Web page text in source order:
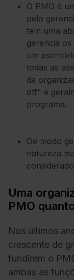
O PMO é
pelo
tem uma
gerencia
um
todas as
da
off" e
programa.
De modo
natureza
Uma
PMO
Nos últimos
crescente de
fundirem o
ambas as